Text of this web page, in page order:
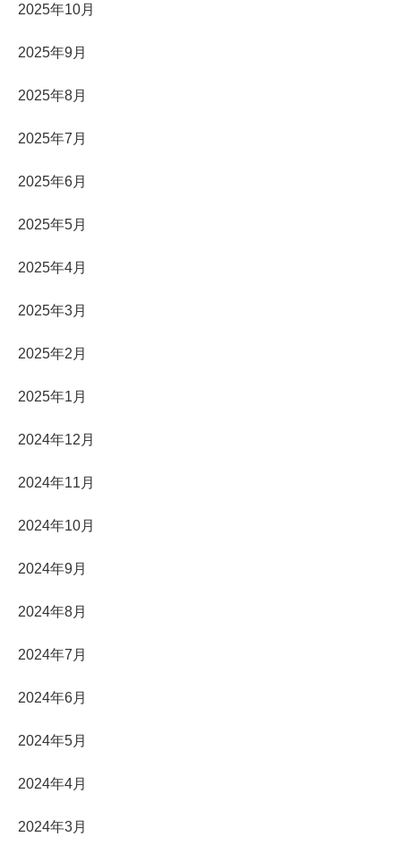
2025年10月
2025年9月
2025年8月
2025年7月
2025年6月
2025年5月
2025年4月
2025年3月
2025年2月
2025年1月
2024年12月
2024年11月
2024年10月
2024年9月
2024年8月
2024年7月
2024年6月
2024年5月
2024年4月
2024年3月